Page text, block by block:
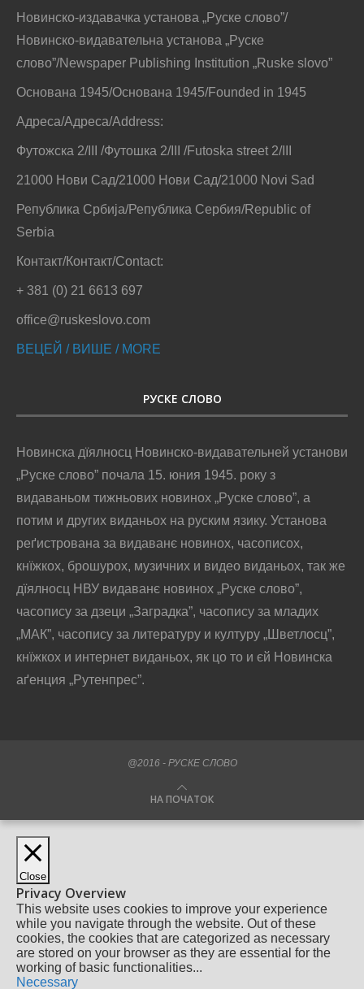
Новинско-издавачка установа „Руске слово”/
Новинско-видавательна установа „Руске
слово”/Newspaper Publishing Institution „Ruske slovo”
Основана 1945/Основана 1945/Founded in 1945
Адреса/Адреса/Address:
Футожска 2/III /Футошка 2/III /Futoska street 2/III
21000 Нови Сад/21000 Нови Сад/21000 Novi Sad
Република Србија/Република Сербия/Republic of
Serbia
Контакт/Контакт/Contact:
+ 381 (0) 21 6613 697
office@ruskeslovo.com
ВЕЦЕЙ / ВИШЕ / MORE
РУСКЕ СЛОВО
Новинска дїялносц Новинско-видавательней установи
„Руске слово” почала 15. юния 1945. року з
видаваньом тижньових новинох „Руске слово”, а
потим и других виданьох на руским язику. Установа
реґистрована за видаванє новинох, часописох,
кнїжкох, брошурох, музичних и видео виданьох, так же
дїялносц НВУ видаванє новинох „Руске слово”,
часопису за дзеци „Заградка”, часопису за младих
„МАК”, часопису за литературу и културу „Шветлосц”,
кнїжкох и интернет виданьох, як цо то и єй Новинска
аґенция „Рутенпрес”.
@2016 - РУСКЕ СЛОВО
НА ПОЧАТОК
Close
Privacy Overview
This website uses cookies to improve your experience
while you navigate through the website. Out of these
cookies, the cookies that are categorized as necessary
are stored on your browser as they are essential for the
working of basic functionalities...
Necessary